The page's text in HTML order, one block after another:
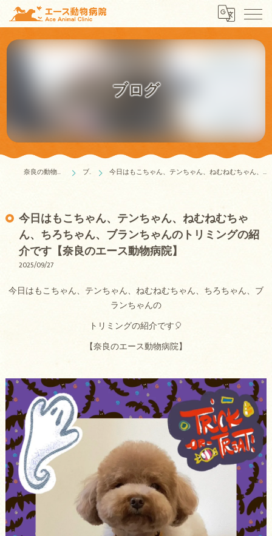
ブログ
奈良の動物病院はエース動物病院 ブログ 今日はもこちゃん、テンちゃん、ねむねむちゃん、ちろちゃん、ブランちゃんのトリミングの紹介です【奈良のエース動物病院】
今日はもこちゃん、テンちゃん、ねむねむちゃ
ん、ちろちゃん、ブランちゃんのトリミングの紹
介です【奈良のエース動物病院】
2025/09/27
今日はもこちゃん、テンちゃん、ねむねむちゃん、ちろちゃん、ブ
ランちゃんの
トリミングの紹介です🎈
【奈良のエース動物病院】